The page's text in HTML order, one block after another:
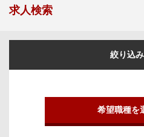
求人検索
絞り込
希望職種を